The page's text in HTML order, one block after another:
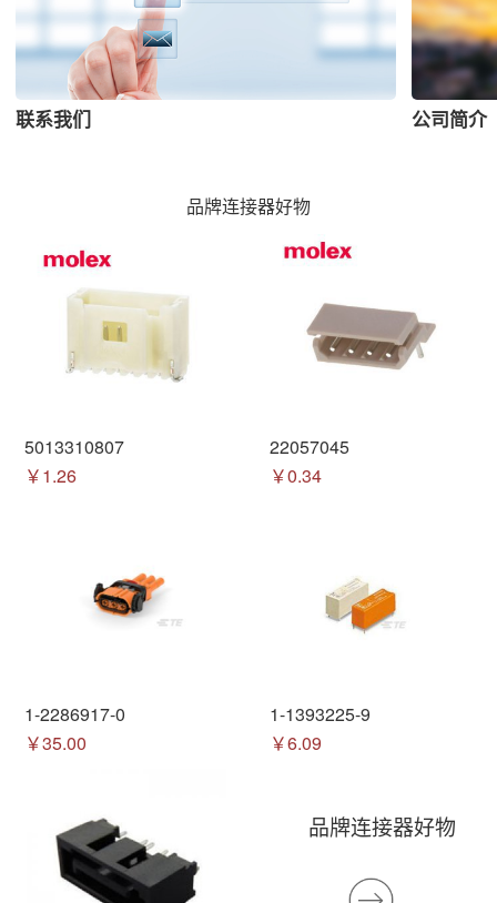
联系我们 公司简介
品牌连接器好物
5013310807
￥1.26
22057045
￥0.34
1-2286917-0
￥35.00
1-1393225-9
￥6.09
品牌连接器好物